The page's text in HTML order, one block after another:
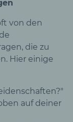
von den
die zu
Hier einige
auf deiner